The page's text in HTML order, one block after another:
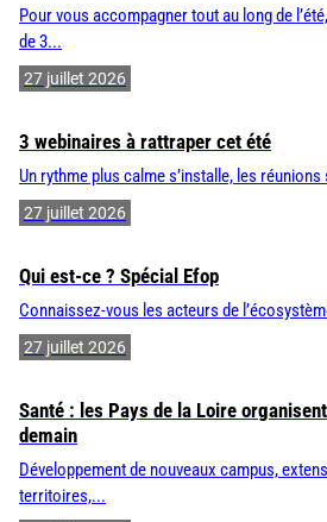
Pour vous accompagner tout au long de
de 3...
27 juillet 2026
3 webinaires à rattraper cet été
Un rythme plus calme s’installe, les réunions
27 juillet 2026
Qui est-ce ? Spécial Efop
Connaissez-vous les acteurs de
27 juillet 2026
Santé : les Pays de la Loire
demain
Développement de nouveaux campus,
territoires,...